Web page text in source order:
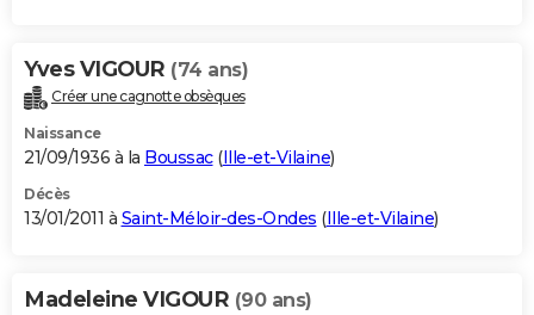
Yves VIGOUR (74 ans)
Créer une cagnotte obsèques
Naissance
21/09/1936 à la Boussac(Ille-et-Vilaine)
Décès
13/01/2011 à Saint-Méloir-des-Ondes (Ille-et-Vilaine)
Madeleine VIGOUR (90 ans)